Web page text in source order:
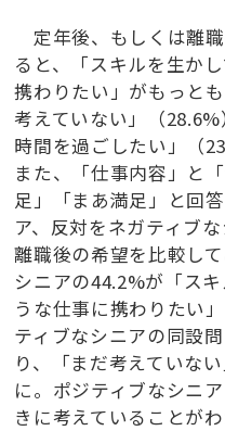
定年後、もしくは離
ると、「スキルを生か
携わりたい」がもっと
考えていない」（
時間を過ごしたい」（
また、「仕事内容」と
足」「まあ満足」と回
ア、反対をネガティブ
離職後の希望を比較し
シニアの44.2%が「ス
うな仕事に携わりたい
ティブなシニアの同設
り、「まだ考えていな
に。ポジティブなシニ
きに考えていることがわ